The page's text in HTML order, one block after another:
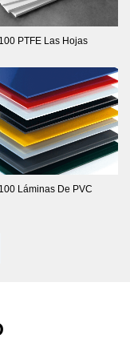
PTFE Las Hojas
Láminas De PVC